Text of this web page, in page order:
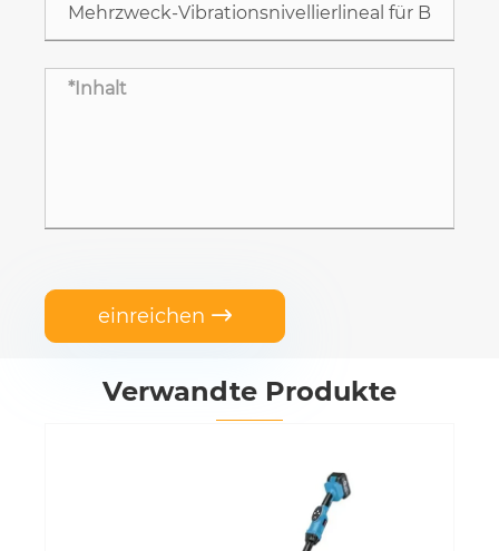
einreichen 
Verwandte Produkte